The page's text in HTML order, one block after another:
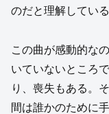
のだと理解している
この曲が感動的な
いていないところ
り、喪失もある。
間は誰かのために